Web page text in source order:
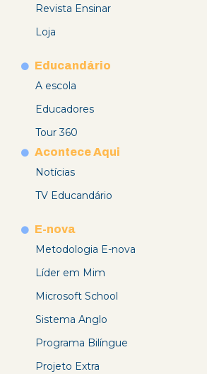
Revista Ensinar
Loja
Educandário
A escola
Educadores
Tour 360
Acontece Aqui
Notícias
TV Educandário
E-nova
Metodologia E-nova
Líder em Mim
Microsoft School
Sistema Anglo
Programa Bilíngue
Projeto Extra